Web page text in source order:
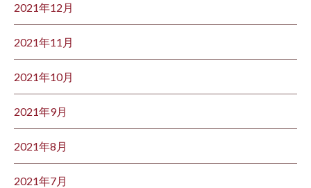
2021年12月
2021年11月
2021年10月
2021年9月
2021年8月
2021年7月